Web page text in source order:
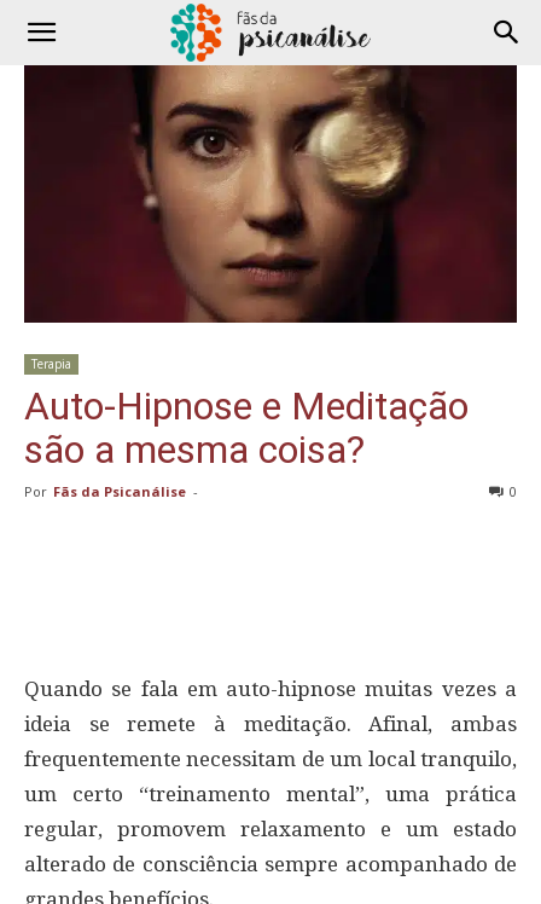
Terapia
Auto-Hipnose e Meditação
são a mesma coisa?
Por Fãs da Psicanálise - 0
Quando se fala em auto-hipnose muitas vezes a
ideia se remete à meditação. Afinal, ambas
frequentemente necessitam de um local tranquilo,
um certo “treinamento mental”, uma prática
regular, promovem relaxamento e um estado
alterado de consciência sempre acompanhado de
grandes benefícios.